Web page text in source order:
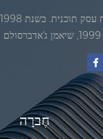
חֶברָה